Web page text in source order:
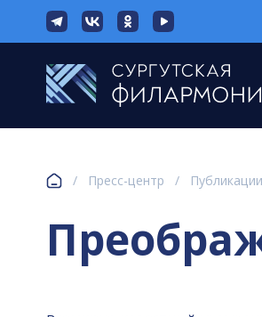
/ Пресс-центр /